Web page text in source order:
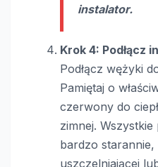
instalator.
Krok 4: Podłącz
Podłącz wężyki
Pamiętaj o
czerwony do
zimnej. Wszystkie
bardzo
uszczelniającej